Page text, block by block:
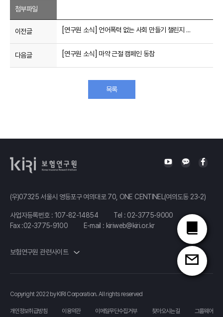
첨부파일
이전글 [연구원 소식] 언어폭력 없는 사회 만들기 챌린지 동참
다음글 [연구원 소식] 마약 근절 캠페인 동참
목록
(우)07325 서울시 영등포구 여의대로 70, ONE CENTINEL(여의도동 23-2)
사업자등록번호 : 107-82-14854 Tel : 02-3775-9000
Fax :02-3775-9100
E-mail : kiriweb@kiri.or.kr
보험연구원 관련사이트
Copyright 2022 by KIRI Corporation. All rights reserved
개인정보취급방침 이용약관 이메일무단수집거부 찾아오시는길 그룹웨어